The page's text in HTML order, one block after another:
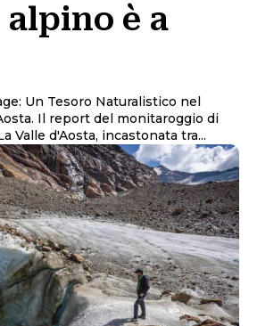
è a
Un Tesoro Naturalistico nel
Il report del monitaroggio di
e Greenpeace La Valle d'Aosta, incastonata tra...